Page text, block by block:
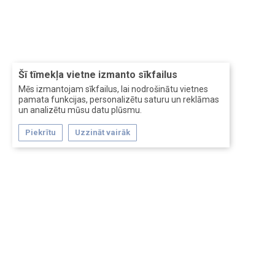
Šī tīmekļa vietne izmanto sīkfailus
Mēs izmantojam sīkfailus, lai nodrošinātu vietnes
pamata funkcijas, personalizētu saturu un reklāmas
un analizētu mūsu datu plūsmu.
Piekrītu Uzzināt vairāk